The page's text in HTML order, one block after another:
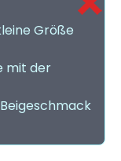
Größe
mit der